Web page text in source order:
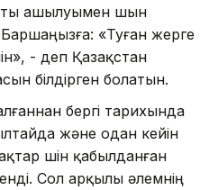
ашылуымен шын
«Туған жерге
- деп Қазақстан
білдірген болатын.
бергі тарихында
және одан кейін
үшін қабылданған
Сол арқылы әлемнің